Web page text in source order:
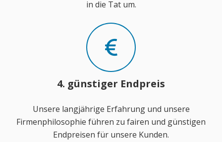
in die Tat um.
4. günstiger Endpreis
Unsere langjährige Erfahrung und unsere
Firmenphilosophie führen zu fairen und günstigen
Endpreisen für unsere Kunden.